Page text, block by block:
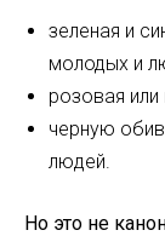
зеленая и
молодых и
розовая
черную
людей.
Но это не